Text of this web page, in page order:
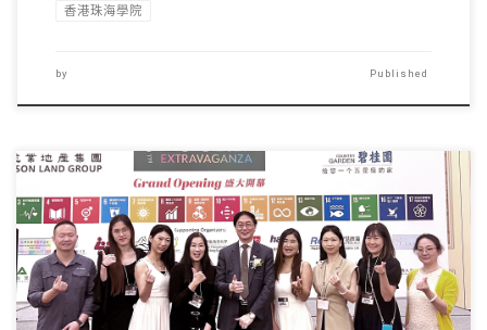
香港珠海學院
by Published
本校新聞及傳播學系學 […]